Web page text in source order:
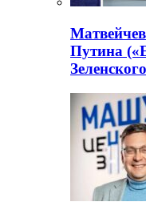
Путина